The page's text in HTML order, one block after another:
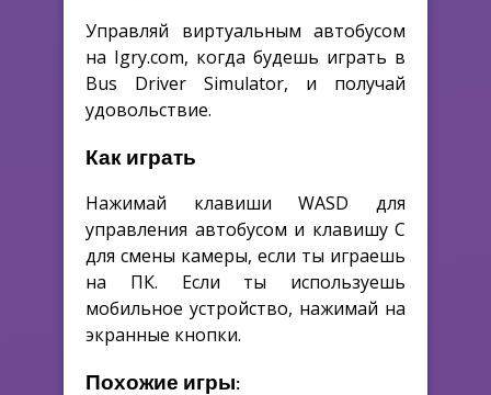
Управляй виртуальным автобусом
на Igry.com, когда будешь играть в
Bus Driver Simulator, и получай
удовольствие.
Как играть
Нажимай клавиши WASD для
управления автобусом и клавишу C
для смены камеры, если ты играешь
на ПК. Если ты используешь
мобильное устройство, нажимай на
экранные кнопки.
Похожие игры: